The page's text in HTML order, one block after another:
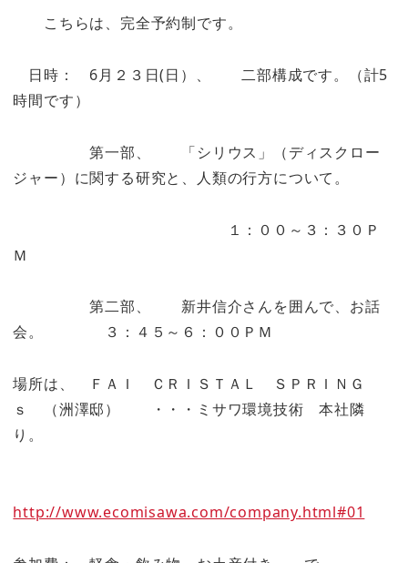
こちらは、完全予約制です。
日時： 6月２３日(日）、 二部構成です。（計5
時間です）
第一部、 「シリウス」（ディスクロー
ジャー）に関する研究と、人類の行方について。
１：００～３：３０Ｐ
Ｍ
第二部、 新井信介さんを囲んで、お話
会。 ３：４５～６：００ＰＭ
場所は、 ＦＡＩ ＣＲＩＳＴＡＬ ＳＰＲＩＮＧ
ｓ （洲澤邸） ・・・ミサワ環境技術 本社隣
り。
http://www.ecomisawa.com/company.html#01